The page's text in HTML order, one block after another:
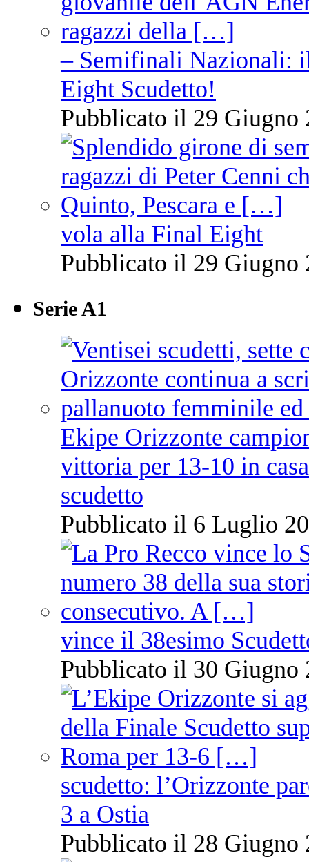
– Semifinali Nazionali:
Eight Scudetto!
Pubblicato il 29 Giugno
vola alla Final Eight
Pubblicato il 29 Giugno
Serie A1
Ekipe Orizzonte
vittoria per 13-10 in
scudetto
Pubblicato il 6 Luglio
vince il 38esimo
Pubblicato il 30 Giugno
scudetto: l’Orizzonte
3 a Ostia
Pubblicato il 28 Giugno